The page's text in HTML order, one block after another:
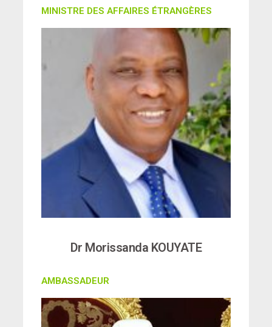
MINISTRE DES AFFAIRES ÉTRANGÈRES
Dr Morissanda KOUYATE
AMBASSADEUR